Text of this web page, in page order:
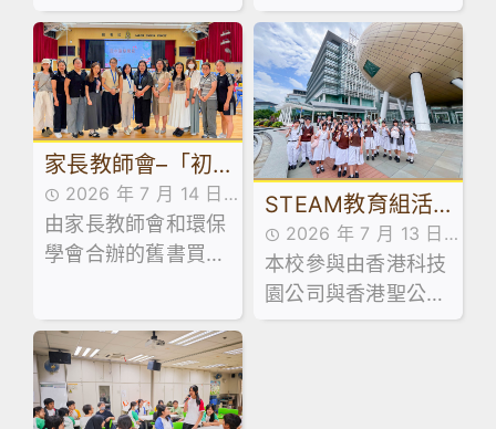
識延伸至領導實踐，
本校訓導組於日前試
後活動期間，精心規
劃並舉辦了兩場學生
領袖系列工作坊。
市集創業
業相關能力，本校企
業、會計與財務概論
科及基本商業科於試
後活動期間，特意安
排同學參加由保良局
青年創業服務中心舉
辦之「黑白廚房創業
速成」課程。
家長教師會–「初
中級舊書買賣」活
動
2026 年 7 月 14 日
家校合作,家長教師會
活動花絮,活動花絮
由家長教師會和環保
學會合辦的舊書買賣
熱鬧非凡，大批家長
同學滿載而歸！🥰
STEAM教育組活
動：「少年創科探
索家」計劃 – 到校
講座及AI嘉年華
2026 年 7 月 13 日
活動花絮
本校參與由香港科技
園公司與香港聖公會
教育服務部合辦的「